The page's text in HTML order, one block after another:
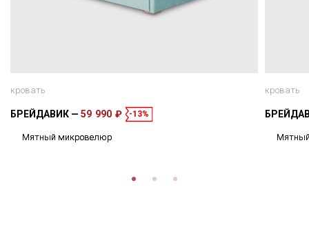
кровать
БРЕЙДАВИК 59 990 ₽ -13%
Мятный микровелюр
кровать